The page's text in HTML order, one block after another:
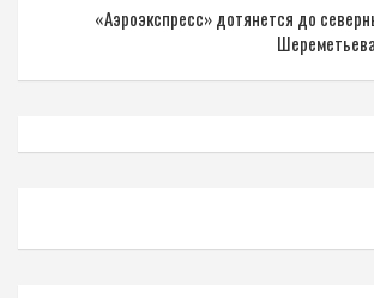
«Аэроэкспресс» дотянется до